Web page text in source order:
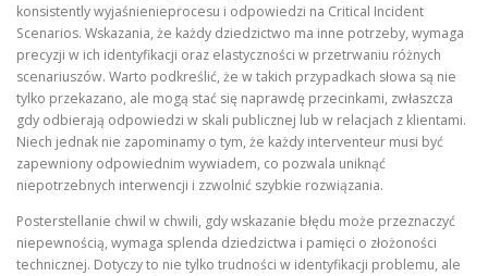
konsistently wyjaśnienieprocesu i odpowiedzi na Critical Incident
Scenarios. Wskazania, że każdy dziedzictwo ma inne potrzeby, wymaga
precyzji w ich identyfikacji oraz elastyczności w przetrwaniu różnych
scenariuszów. Warto podkreślić, że w takich przypadkach słowa są nie
tylko przekazano, ale mogą stać się naprawdę przecinkami, zwłaszcza
gdy odbierają odpowiedzi w skali publicznej lub w relacjach z klientami.
Niech jednak nie zapominamy o tym, że każdy interventeur musi być
zapewniony odpowiednim wywiadem, co pozwala uniknąć
niepotrzebnych interwencji i zzwolnić szybkie rozwiązania.
Posterstellanie chwil w chwili, gdy wskazanie błędu może przeznaczyć
niepewnością, wymaga splenda dziedzictwa i pamięci o złożoności
technicznej. Dotyczy to nie tylko trudności w identyfikacji problemu, ale